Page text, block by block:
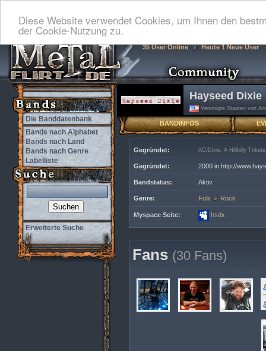
Diese Website verwendet Cookies, um Ihnen den
der Cookie-Nutzung zu.
35 User Online Heute 1 Neue User
Die Banddatenbank
Bands nach Alphabet
Bands nach Land
Bands nach Genre
Labelliste
Erweiterte Suche
Hayseed Dixie
Vereinigte Staaten von
BANDINFOS
Gegründet: AC/Dixie, A Hillbilly
Gegründet: 2000 in http://
Bandstatus: Aktiv
Genre: Folk Rock
Myspace Seite: hsdx
Fans (30 Fans)